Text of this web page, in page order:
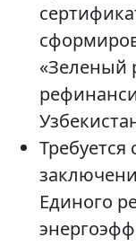
«Зеленый
Единого